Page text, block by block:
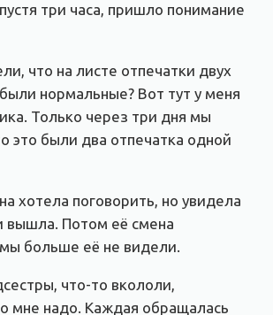
три часа, пришло понимание
что на листе отпечатки двух
нормальные? Вот тут у меня
Только через три дня мы
это были два отпечатка одной
хотела поговорить, но увидела
вышла. Потом её смена
мы больше её не видели.
что-то вкололи,
мне надо. Каждая обращалась